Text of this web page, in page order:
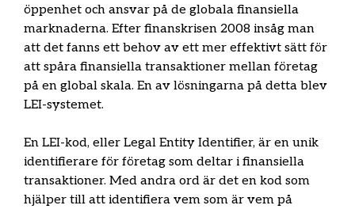
öppenhet och ansvar på de globala finansiella
marknaderna. Efter finanskrisen 2008 insåg man
att det fanns ett behov av ett mer effektivt sätt för
att spåra finansiella transaktioner mellan företag
på en global skala. En av lösningarna på detta blev
LEI-systemet.
En LEI-kod, eller Legal Entity Identifier, är en unik
identifierare för företag som deltar i finansiella
transaktioner. Med andra ord är det en kod som
hjälper till att identifiera vem som är vem på